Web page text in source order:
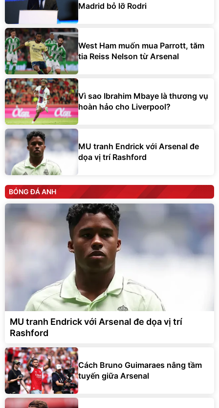
Madrid bỏ lỡ Rodri
West Ham muốn mua Parrott, tăm
tia Reiss Nelson từ Arsenal
Vì sao Ibrahim Mbaye là thương vụ
hoàn hảo cho Liverpool?
MU tranh Endrick với Arsenal đe
dọa vị trí Rashford
BÓNG ĐÁ ANH
MU tranh Endrick với Arsenal đe dọa vị trí
Rashford
Cách Bruno Guimaraes nâng tầm
tuyến giữa Arsenal